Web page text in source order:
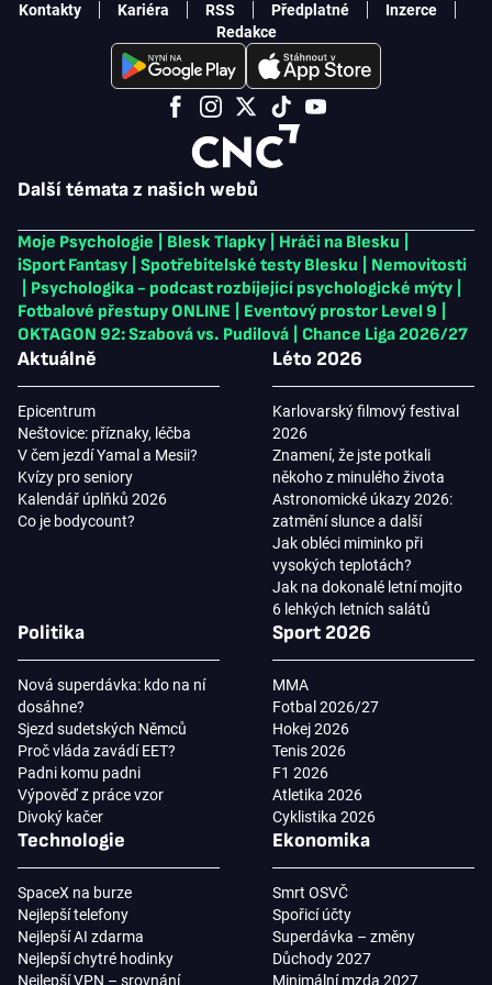
Další témata z našich webů
Moje Psychologie Blesk Tlapky Hráči na Blesku
iSport Fantasy
Spotřebitelské testy Blesku
Nemovitosti
Psychologika - podcast rozbíjející psychologické mýty
Fotbalové přestupy ONLINE
Eventový prostor Level 9
OKTAGON 92: Szabová vs. Pudilová
Chance Liga 2026/27
Aktuálně
Epicentrum
Neštovice: příznaky, léčba
V čem jezdí Yamal a Mesii?
Kvízy pro seniory
Kalendář úplňků 2026
Co je bodycount?
Léto 2026
Karlovarský filmový festival
2026
Znamení, že jste potkali
někoho z minulého života
Astronomické úkazy 2026:
zatmění slunce a další
Jak obléci miminko při
vysokých teplotách?
Jak na dokonalé letní mojito
6 lehkých letních salátů
Politika
Nová superdávka: kdo na ní
dosáhne?
Sjezd sudetských Němců
Proč vláda zavádí EET?
Padni komu padni
Výpověď z práce vzor
Divoký kačer
Sport 2026
MMA
Fotbal 2026/27
Hokej 2026
Tenis 2026
F1 2026
Atletika 2026
Cyklistika 2026
Technologie
SpaceX na burze
Nejlepší telefony
Nejlepší AI zdarma
Nejlepší chytré hodinky
Nejlepší VPN – srovnání
Ekonomika
Smrt OSVČ
Spořicí účty
Superdávka – změny
Důchody 2027
Minimální mzda 2027
Kontakty Kariéra RSS Předplatné
Inzerce
Redakce